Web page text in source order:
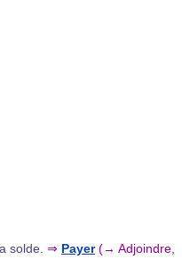
solde. ⇒ Payer (→ Adjoindre,